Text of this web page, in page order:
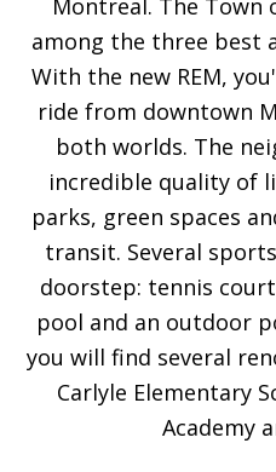
among the three best
With the new REM,
ride from downtown
both worlds. The
incredible quality of
parks, green spaces
transit. Several
doorstep: tennis
pool and an outdoor
you will find several
Carlyle Elementary
Academy